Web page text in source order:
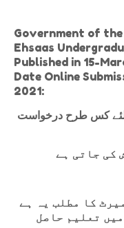
Government of
Ehsaas
Published in 15-
Date Online
2021:
پروگرام 2021 کے لئے کس طرح درخواست
کا مطلب یہ ہے
تعلیم حاصل